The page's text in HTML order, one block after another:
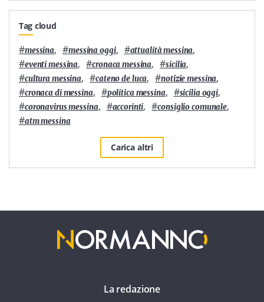
Tag cloud
#messina, #messina oggi, #attualità messina,
#eventi messina, #cronaca messina, #sicilia,
#cultura messina, #cateno de luca, #notizie messina,
#cronaca di messina, #politica messina, #sicilia oggi,
#coronavirus messina, #accorinti, #consiglio comunale,
#atm messina
Carica altri
La redazione